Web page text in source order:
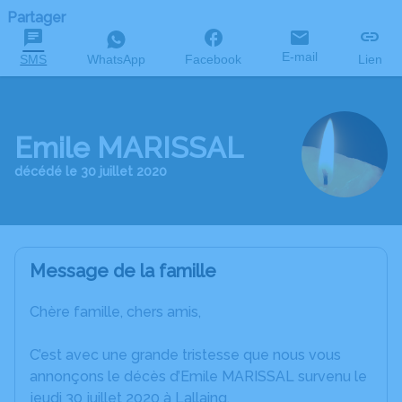
Partager
SMS WhatsApp Facebook E-mail Lien
Emile MARISSAL
décédé le 30 juillet 2020
Message de la famille
Chère famille, chers amis,
C’est avec une grande tristesse que nous vous
annonçons le décès d’Emile MARISSAL survenu le
jeudi 30 juillet 2020 à Lallaing.